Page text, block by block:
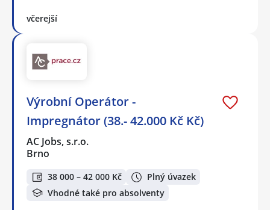
včerejší
Výrobní Operátor -
Impregnátor (38.- 42.000 Kč Kč)
AC Jobs, s.r.o.
Brno
38 000 – 42 000 Kč
Plný úvazek
Vhodné také pro absolventy